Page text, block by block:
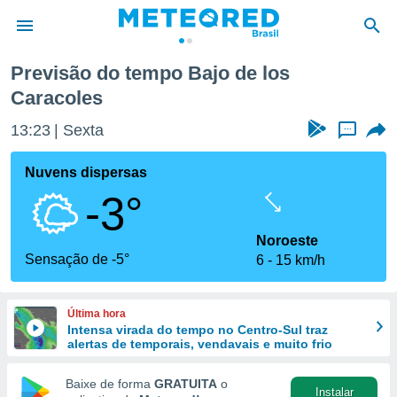
da
por
para
fornecidas
e
forma
Previsão do tempo Bajo de los
Caracoles
13:23 Sexta ...
Nuvens dispersas
-3°
Sensação de -5°
Noroeste
6
15 km/h
Última hora
Intensa virada do tempo no Centro-Sul traz
alertas de temporais, vendavais e muito frio
Baixe de forma GRATUITA o
Instalar